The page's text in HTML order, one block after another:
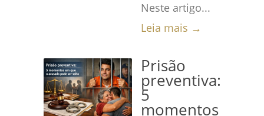
Neste artigo...
Leia mais →
Prisão
preventiva:
5
momentos